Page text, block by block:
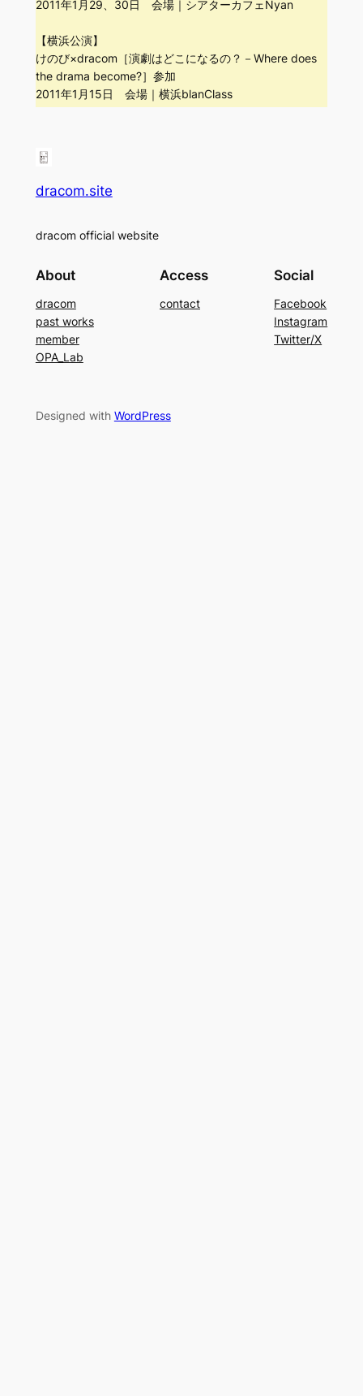
2011年1月29、30日 会場｜シアターカフェNyan
【横浜公演】
けのび×dracom［演劇はどこになるの？－Where does
the drama become?］参加
2011年1月15日 会場｜横浜blanClass
dracom.site
dracom official website
About
dracom
past works
member
OPA_Lab
Access
contact
Social
Facebook
Instagram
Twitter/X
Designed with WordPress